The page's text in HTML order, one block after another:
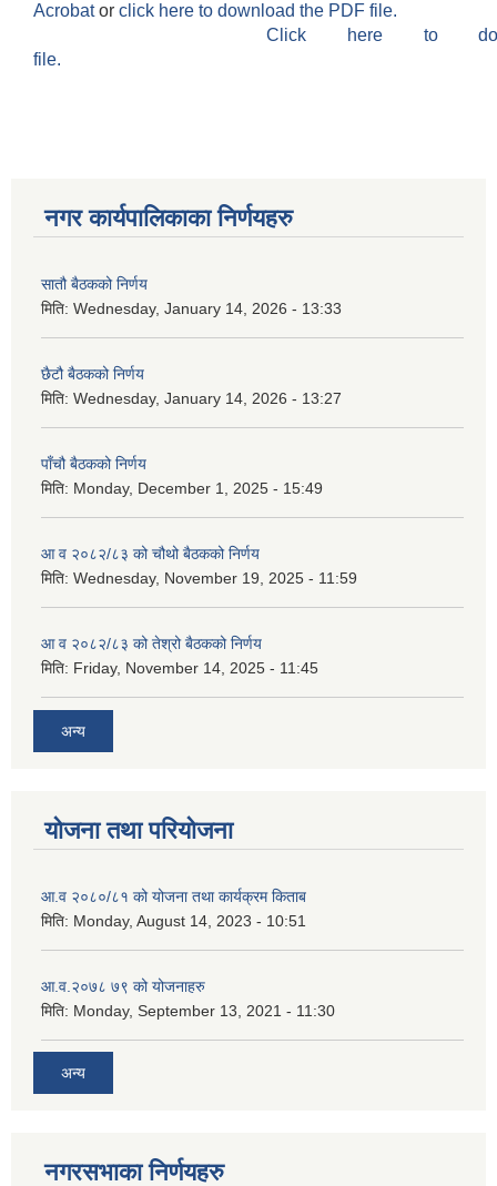
Acrobator click here to download the PDF file.
Click here to
file.
नगर कार्यपालिकाका निर्णयहरु
सातौ बैठकको निर्णय
मिति: Wednesday, January 14, 2026 - 13:33
छैटौ बैठकको निर्णय
मिति: Wednesday, January 14, 2026 - 13:27
पाँचौ बैठकको निर्णय
मिति: Monday, December 1, 2025 - 15:49
आ व २०८२/८३ को चौथो बैठकको निर्णय
मिति: Wednesday, November 19, 2025 - 11:59
आ व २०८२/८३ को तेश्रो बैठकको निर्णय
मिति: Friday, November 14, 2025 - 11:45
अन्य
योजना तथा परियोजना
आ.व २०८०/८१ को योजना तथा कार्यक्रम किताब
मिति: Monday, August 14, 2023 - 10:51
आ.व.२०७८ ७९ को योजनाहरु
मिति: Monday, September 13, 2021 - 11:30
अन्य
नगरसभाका निर्णयहरु